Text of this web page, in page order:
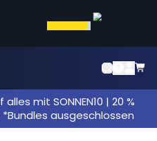
mit SONNEN10 | 20 %
*Bundles ausgeschlossen